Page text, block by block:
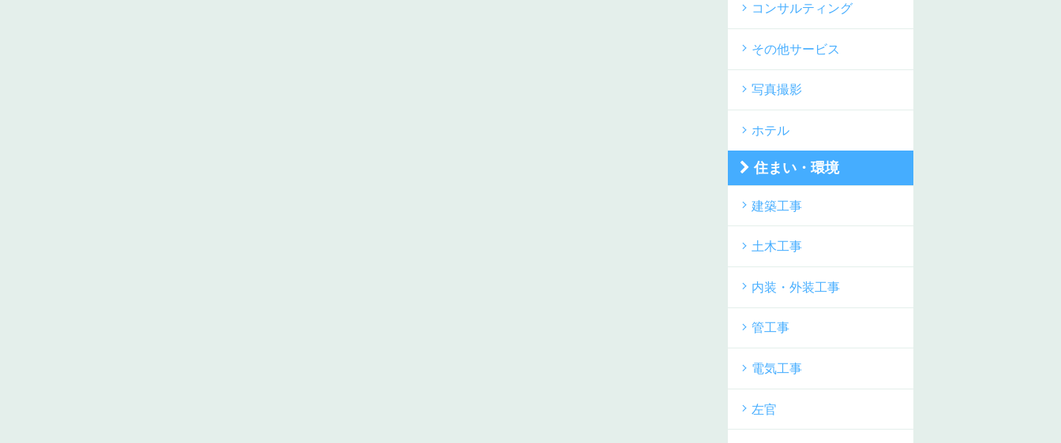
コンサルティング
その他サービス
写真撮影
ホテル
住まい・環境
建築工事
土木工事
内装・外装工事
管工事
電気工事
左官